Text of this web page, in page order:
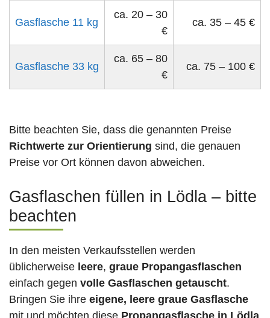
Gasflasche 11 kg
ca. 20 – 30
€
ca. 35 – 45 €
Gasflasche 33 kg
ca. 65 – 80
€
ca. 75 – 100 €
Bitte beachten Sie, dass die genannten Preise
Richtwerte zur Orientierung sind, die genauen
Preise vor Ort können davon abweichen.
Gasflaschen füllen in Lödla – bitte
beachten
In den meisten Verkaufsstellen werden
üblicherweise leere, graue Propangasflaschen
einfach gegen volle Gasflaschen getauscht.
Bringen Sie ihre eigene, leere graue Gasflasche